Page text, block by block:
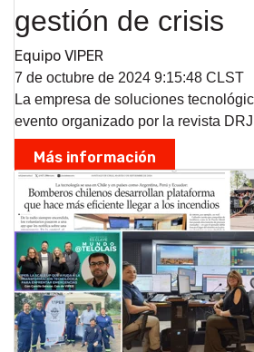
gestión de crisis
Equipo VIPER
7 de octubre de 2024 9:15:48 CLST
La empresa de soluciones
evento organizado por la revista
Más información